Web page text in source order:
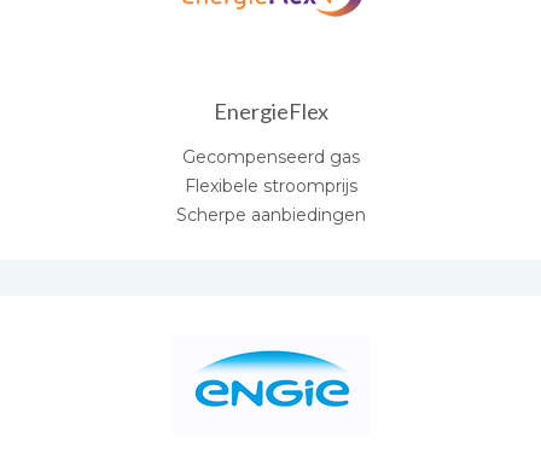
EnergieFlex
Gecompenseerd gas
Flexibele stroomprijs
Scherpe aanbiedingen